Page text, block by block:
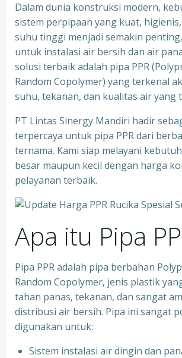
Dalam dunia konstruksi modern,
sistem perpipaan yang kuat,
suhu tinggi menjadi semakin
untuk instalasi air bersih dan air
solusi terbaik adalah pipa PPR
Random Copolymer) yang terkenal
suhu, tekanan, dan kualitas air yang
PT Lintas Sinergy Mandiri hadir
terpercaya untuk pipa PPR dari
ternama. Kami siap melayani
besar maupun kecil dengan harga
pelayanan terbaik.
Apa itu Pipa
Pipa PPR adalah pipa berbahan
Random Copolymer, jenis plastik
tahan panas, tekanan, dan sangat
distribusi air bersih. Pipa ini sangat
digunakan untuk:
Sistem instalasi air dingin dan